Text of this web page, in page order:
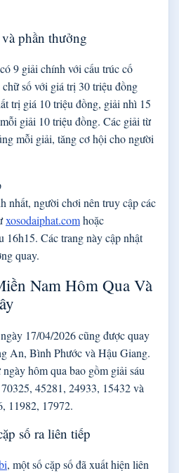
phần thưởng
9 giải chính với cấu trúc cố
số với giá trị 30 triệu đồng
trị giá 10 triệu đồng, giải nhì 15
giải 10 triệu đồng. Các giải từ
mỗi giải, tăng cơ hội cho người
nhất, người chơi nên truy cập các
xosodaiphat.comhoặc
16h15. Các trang này cập nhật
quay.
Nam Hôm Qua Và
17/04/2026 cũng được quay
An, Bình Phước và Hậu Giang.
hôm qua bao gồm giải sáu
45281, 24933, 15432 và
11982, 17972.
số ra liên tiếp
, một số cặp số đã xuất hiện liên